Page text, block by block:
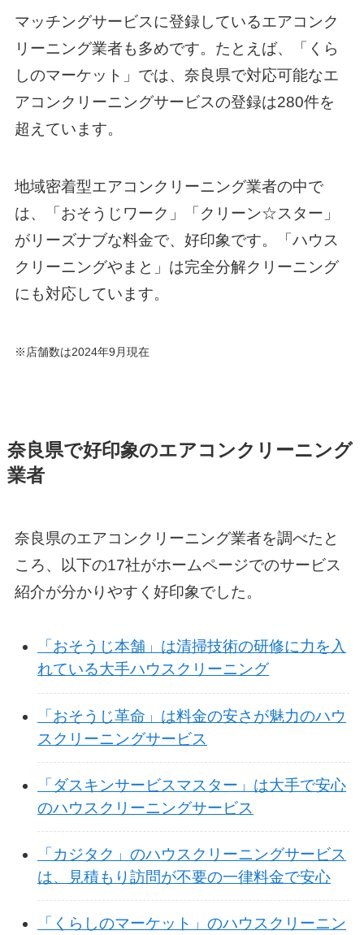
マッチングサービスに登録しているエアコンク
リーニング業者も多めです。たとえば、「くら
しのマーケット」では、奈良県で対応可能なエ
アコンクリーニングサービスの登録は280件を
超えています。
地域密着型エアコンクリーニング業者の中で
は、「おそうじワーク」「クリーン☆スター」
がリーズナブな料金で、好印象です。「ハウス
クリーニングやまと」は完全分解クリーニング
にも対応しています。
※店舗数は2024年9月現在
奈良県で好印象のエアコンクリーニング
業者
奈良県のエアコンクリーニング業者を調べたと
ころ、以下の17社がホームページでのサービス
紹介が分かりやすく好印象でした。
「おそうじ本舗」は清掃技術の研修に力を入
れている大手ハウスクリーニング
「おそうじ革命」は料金の安さが魅力のハウ
スクリーニングサービス
「ダスキンサービスマスター」は大手で安心
のハウスクリーニングサービス
「カジタク」のハウスクリーニングサービス
は、見積もり訪問が不要の一律料金で安心
「くらしのマーケット」のハウスクリーニン